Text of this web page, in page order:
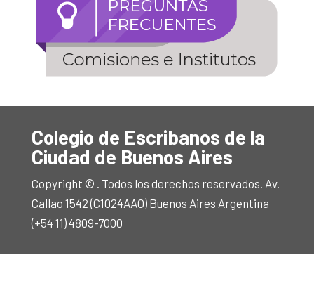
Colegio de Escribanos de la
Ciudad de Buenos Aires
Copyright © . Todos los derechos reservados. Av.
Callao 1542 (C1024AAO) Buenos Aires Argentina
(+54 11) 4809-7000